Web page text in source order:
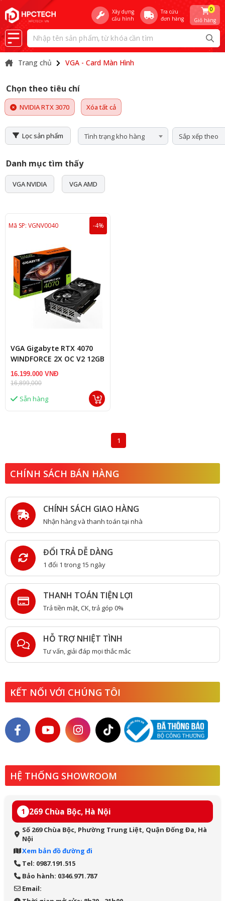
Xây dựng
cấu hình
Tra cứu
đơn hàng
Giỏ hàng
0
Trang chủ VGA - Card Màn Hình
Chọn theo tiêu chí
NVIDIA RTX 3070 Xóa tất cả
Lọc sản phẩm Tình trạng kho hàng Sắp xếp theo
Danh mục tìm thấy
VGA NVIDIA VGA AMD
Mã SP: VGNV0040 -4%
VGA Gigabyte RTX 4070
WINDFORCE 2X OC V2 12GB
(N4070WF2OCV2-12GD)
16.199.000 VNĐ
16,899,000
Sẵn hàng
1
CHÍNH SÁCH BÁN HÀNG
CHÍNH SÁCH GIAO HÀNG
Nhận hàng và thanh toán tại nhà
ĐỔI TRẢ DỄ DÀNG
1 đổi 1 trong 15 ngày
THANH TOÁN TIỆN LỢI
Trả tiền mặt, CK, trả góp 0%
HỖ TRỢ NHIỆT TÌNH
Tư vấn, giải đáp mọi thắc mắc
KẾT NỐI VỚI CHÚNG TÔI
HỆ THỐNG SHOWROOM
1 269 Chùa Bộc, Hà Nội
Số 269 Chùa Bộc, Phường Trung Liệt, Quận Đống Đa, Hà
Nội
Xem bản đồ đường đi
Tel: 0987.191.515
Bảo hành: 0346.971.787
Email: